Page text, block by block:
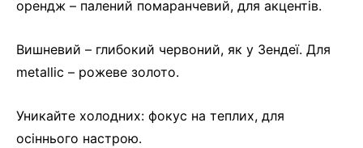
орендж – палений помаранчевий, для акцентів.
Вишневий – глибокий червоний, як у Зендеї. Для
metallic – рожеве золото.
Уникайте холодних: фокус на теплих, для
осіннього настрою.